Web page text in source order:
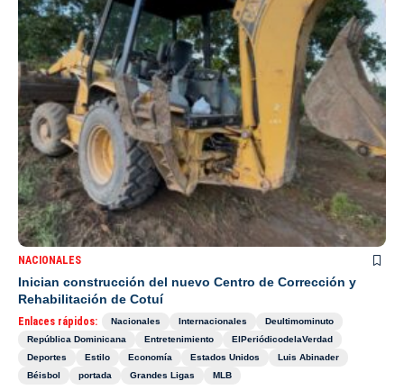
NACIONALES
Inician construcción del nuevo Centro de Corrección y
Rehabilitación de Cotuí
Enlaces rápidos: Nacionales Internacionales
Deultimominuto
República Dominicana
Entretenimiento
ElPeriódicodelaVerdad
Deportes
Estilo Economía Estados Unidos
Luis Abinader
Béisbol
portada Grandes Ligas MLB